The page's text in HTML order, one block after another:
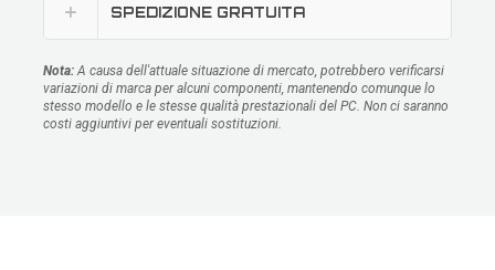
SPEDIZIONE GRATUITA
Nota: A causa dell'attuale situazione di mercato, potrebbero verificarsi
variazioni di marca per alcuni componenti, mantenendo comunque lo
stesso modello e le stesse qualità prestazionali del PC. Non ci saranno
costi aggiuntivi per eventuali sostituzioni.